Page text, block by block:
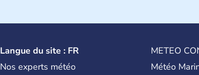
Langue du site : FR
Nos experts météo
METEO
Météo